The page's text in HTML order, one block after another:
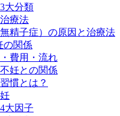
大分類
療法
精子症）の原因と治療法
の関係
費用・流れ
妊との関係
慣とは？
大因子